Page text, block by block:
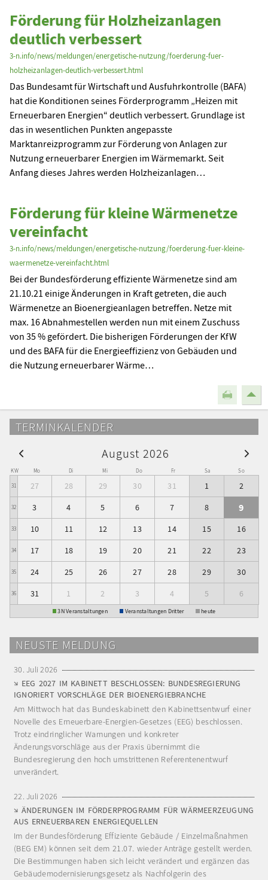
Förderung für Holzheizanlagen
deutlich verbessert
3-n.info/news/meldungen/energetische-nutzung/foerderung-fuer-
holzheizanlagen-deutlich-verbessert.html
Das Bundesamt für Wirtschaft und Ausfuhrkontrolle (BAFA)
hat die Konditionen seines Förderprogramm „Heizen mit
Erneuerbaren Energien“ deutlich verbessert. Grundlage ist
das in wesentlichen Punkten angepasste
Marktanreizprogramm zur Förderung von Anlagen zur
Nutzung erneuerbarer Energien im Wärmemarkt. Seit
Anfang dieses Jahres werden Holzheizanlagen…
Förderung für kleine Wärmenetze
vereinfacht
3-n.info/news/meldungen/energetische-nutzung/foerderung-fuer-kleine-
waermenetze-vereinfacht.html
Bei der Bundesförderung effiziente Wärmenetze sind am
21.10.21 einige Änderungen in Kraft getreten, die auch
Wärmenetze an Bioenergieanlagen betreffen. Netze mit
max. 16 Abnahmestellen werden nun mit einem Zuschuss
von 35 % gefördert. Die bisherigen Förderungen der KfW
und des BAFA für die Energieeffizienz von Gebäuden und
die Nutzung erneuerbarer Wärme…
TERMINKALENDER
August 2026
KW Mo Di Mi Do Fr Sa So
31 27 28 29 30 31 1 2
32 3 4 5 6 7 8 9
33 10 11 12 13 14 15 16
34 17 18 19 20 21 22 23
35 24 25 26 27 28 29 30
36 31 1 2 3 4 5 6
3N Veranstaltungen Veranstaltungen Dritter heute
NEUSTE MELDUNG
30. Juli 2026
EEG 2027 IM KABINETT BESCHLOSSEN: BUNDESREGIERUNG
IGNORIERT VORSCHLÄGE DER BIOENERGIEBRANCHE
Am Mittwoch hat das Bundeskabinett den Kabinettsentwurf einer
Novelle des Erneuerbare-Energien-Gesetzes (EEG) beschlossen.
Trotz eindringlicher Warnungen und konkreter
Änderungsvorschläge aus der Praxis übernimmt die
Bundesregierung den hoch umstrittenen Referentenentwurf
unverändert.
22. Juli 2026
ÄNDERUNGEN IM FÖRDERPROGRAMM FÜR WÄRMEERZEUGUNG
AUS ERNEUERBAREN ENERGIEQUELLEN
Im der Bundesförderung Effiziente Gebäude / Einzelmaßnahmen
(BEG EM) können seit dem 21.07. wieder Anträge gestellt werden.
Die Bestimmungen haben sich leicht verändert und ergänzen das
Gebäudemodernisierungsgesetz als Nachfolgerin des